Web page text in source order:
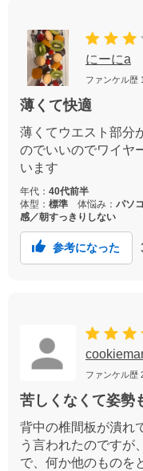
にーにa
ファンケル歴
薄くて快適
薄くてウエスト部分
のでいいのでワイヤ
います
年代： 40代前半
体型： 標準 体悩み： パソ
感／朝すっきりしない
参考になった
ファンケル歴
苦しくなくて姿勢
背中の椎間板が潰れ
う言われたのですが
で、何か他のものを